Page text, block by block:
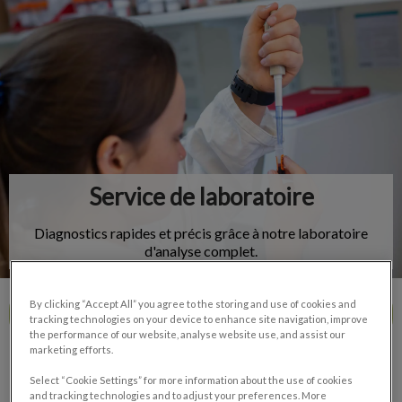
IvcPractices.HeaderNav.Search.Label
Service de laboratoire
Diagnostics rapides et précis grâce à notre laboratoire
d'analyse complet.
Contactez-nous
By clicking “Accept All” you agree to the storing and use of cookies and
tracking technologies on your device to enhance site navigation, improve
the performance of our website, analyse website use, and assist our
marketing efforts.
Select “Cookie Settings” for more information about the use of cookies
and tracking technologies and to adjust your preferences. More